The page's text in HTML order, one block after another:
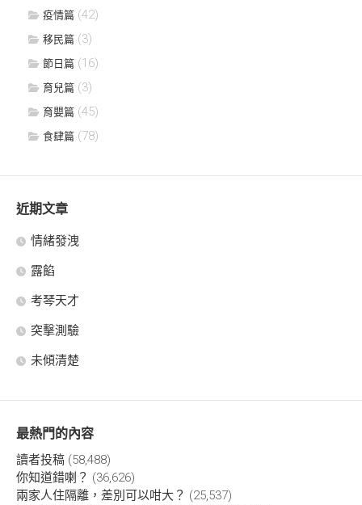
疫情篇 (42)
移民篇 (3)
節日篇 (16)
育兒篇 (3)
育嬰篇 (45)
食肆篇 (78)
近期文章
情緒發洩
露餡
考琴天才
突擊測驗
未傾清楚
最熱門的內容
讀者投稿 (58,488)
你知道錯喇？ (36,626)
兩家人住隔離，差別可以咁大？ (25,537)